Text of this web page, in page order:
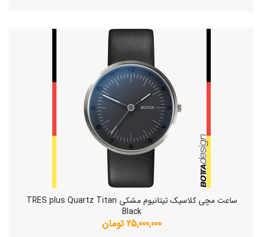
ساعت مچی کلاسیک تیتانیوم مشکی TRES plus Quartz Titan
Black
25,000,000 تومان